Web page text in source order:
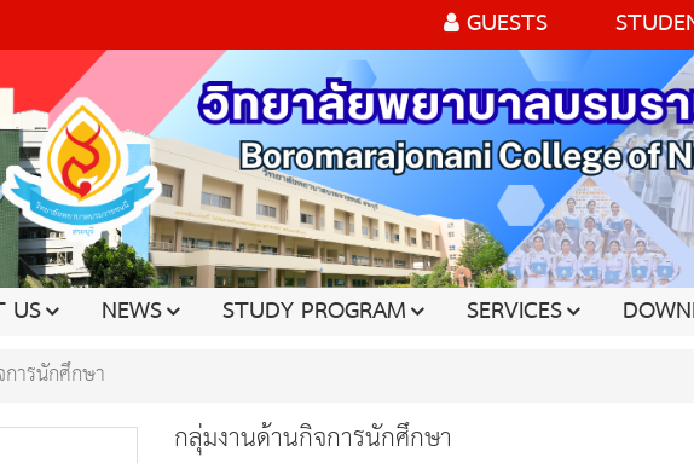
GUESTS
US NEWS STUDY PROGRAM SERVICES
ารนักศึกษา
กลุ่มงานด้านกิจการนักศึกษา